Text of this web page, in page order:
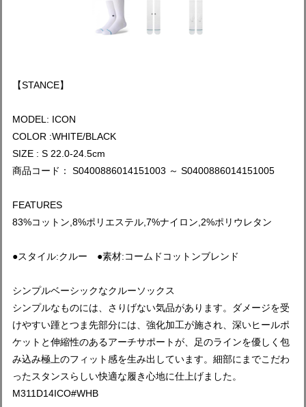
【STANCE】
MODEL: ICON
COLOR :WHITE/BLACK
SIZE : S 22.0-24.5cm
商品コード： S0400886014151003 ～ S0400886014151005
FEATURES
83%コットン,8%ポリエステル,7%ナイロン,2%ポリウレタン
●スタイル:クルー ●素材:コームドコットンブレンド
シンプルベーシックなクルーソックス
シンプルなものには、さりげない気品があります。ダメージを受
けやすい踵とつま先部分には、強化加工が施され、深いヒールポ
ケットと伸縮性のあるアーチサポートが、足のラインを優しく包
み込み極上のフィット感を生み出しています。細部にまでこだわ
ったスタンスらしい快適な履き心地に仕上げました。
M311D14ICO#WHB